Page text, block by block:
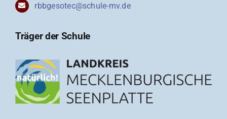
rbbgesotec@schule-mv.de
Träger der Schule